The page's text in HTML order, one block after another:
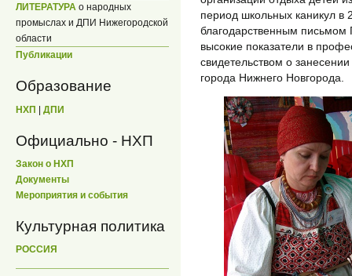
ЛИТЕРАТУРА о народных
промыслах и ДПИ Нижегородской
области
Публикации
Образование
НХП | ДПИ
Официально - НХП
Закон о НХП
Документы
Мероприятия и события
Культурная политика
РОССИЯ
период школьных каникул в
благодарственным письмом
высокие показатели в
свидетельством о
города Нижнего Новгорода.